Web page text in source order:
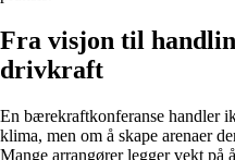
Fra visjon til
drivkraft
En bærekraftkonferanse handler
klima, men om å skape arenaer
Mange arrangører legger vekt på